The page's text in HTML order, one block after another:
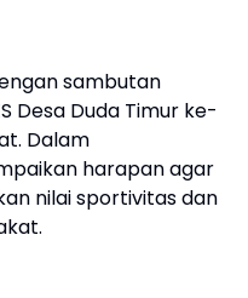
sambutan
Desa Duda Timur ke-
Dalam
harapan agar
nilai sportivitas dan